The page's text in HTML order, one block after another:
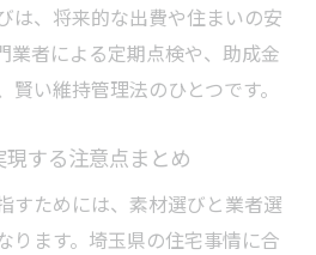
は、将来的な出費や住まいの安
業者による定期点検や、助成金
い維持管理法のひとつです。
する注意点まとめ
すためには、素材選びと業者選
ります。埼玉県の住宅事情に合